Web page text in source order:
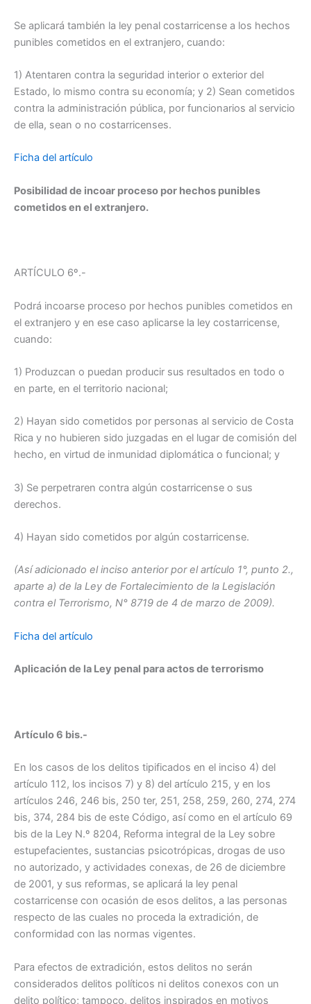
Se aplicará también la ley penal costarricense a los hechos
punibles cometidos en el extranjero, cuando:
1) Atentaren contra la seguridad interior o exterior del
Estado, lo mismo contra su economía; y 2) Sean cometidos
contra la administración pública, por funcionarios al servicio
de ella, sean o no costarricenses.
Ficha del artículo
Posibilidad de incoar proceso por hechos punibles
cometidos en el extranjero.
ARTÍCULO 6º.-
Podrá incoarse proceso por hechos punibles cometidos en
el extranjero y en ese caso aplicarse la ley costarricense,
cuando:
1) Produzcan o puedan producir sus resultados en todo o
en parte, en el territorio nacional;
2) Hayan sido cometidos por personas al servicio de Costa
Rica y no hubieren sido juzgadas en el lugar de comisión del
hecho, en virtud de inmunidad diplomática o funcional; y
3) Se perpetraren contra algún costarricense o sus
derechos.
4) Hayan sido cometidos por algún costarricense.
(Así adicionado el inciso anterior por el artículo 1°, punto 2.,
aparte a) de la Ley de Fortalecimiento de la Legislación
contra el Terrorismo, N° 8719 de 4 de marzo de 2009).
Ficha del artículo
Aplicación de la Ley penal para actos de terrorismo
Artículo 6 bis.-
En los casos de los delitos tipificados en el inciso 4) del
artículo 112, los incisos 7) y 8) del artículo 215, y en los
artículos 246, 246 bis, 250 ter, 251, 258, 259, 260, 274, 274
bis, 374, 284 bis de este Código, así como en el artículo 69
bis de la Ley N.º 8204, Reforma integral de la Ley sobre
estupefacientes, sustancias psicotrópicas, drogas de uso
no autorizado, y actividades conexas, de 26 de diciembre
de 2001, y sus reformas, se aplicará la ley penal
costarricense con ocasión de esos delitos, a las personas
respecto de las cuales no proceda la extradición, de
conformidad con las normas vigentes.
Para efectos de extradición, estos delitos no serán
considerados delitos políticos ni delitos conexos con un
delito político; tampoco, delitos inspirados en motivos